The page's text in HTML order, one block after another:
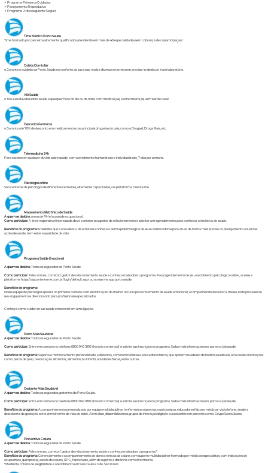
✓ Programa Primeiros Cuidados
✓ Planejamento Reprodutivo
✓ Programa Anticoagulante Seguro
Time Médico Porto Saúde
Time formado por parceiros altamente qualificados atendendo em mais de 40 especialidades sem cobrança de coparticipação!
Coleta Domiciliar
o Garanta o cuidado da Porto Saúde no conforto da sua casa: realize diversos exames sem precisar se deslocar à um laboratório.
Alô Saúde
o Tire suas dúvidas sobre saúde a qualquer hora do dia ou da noite com médicos(as) e enfermeiro(as) sem sair de casa!
Desconto Farmácia
o Garanta até 70% de desconto em medicamentos nas principais drogarias do país, como a Drogasil, Droga Raia, etc.
Telemedicina 24h
Para esclarecer qualquer dúvida sobre saúde, com atendimento humanizado e individualizado, 7 dias por semana.
Psicólogos online
São centenas de psicólogos de diferentes vertentes, altamente capacitados, via plataforma Oriente.me.
Mapeamento Eletrônico de Saúde
A quem se destina:áreas de RH e/ou saúde ocupacional.
Como participar:A área responsável interessada deve contatar seu gestor de relacionamento e solicitar um agendamento para conhecer a iniciativa de saúde.
Benefício do programa: Possibilita que a área de RH da empresa conheça o perfil epidemiológico de seus colaboradores para atuar de forma mais precisa no planejamento anual das
ações de saúde, bem estar e qualidade de vida.
Programa Saúde Emocional
A quem se destina:Todos os segurados da Porto Saúde.
Como participar: Fale com seu corretor/ gestor de relacionamento saúde e conheça mais sobre o programa. Para agendamento de seu atendimento psicológico online , acesse a
plataforma https://app.orienteme.com.br/login/default.aspxou acesse via app porto saúde.
Benefício do programa:
Nossa equipe de psicólogos apoiará no primeiro contato com identificação do melhor recurso para tratamento de saúde emocional, acompanhando durante 12 meses, todo processo de
seu engajamento e direcionando para profissionais especializados.
Conheça como cuidar de sua saúde emocional em uma ligação.
Porto Mais Saudável
A quem se destina:Todos os segurados da Porto Saúde.
Como participar: Entre em contato no telefone 0800 940 1892 (horário comercial) e solicite sua inscrição no programa. Saiba mais informações no: porto.vc/alosaude.
Benefício do programa:Suporte e monitoramento personalizado, a distância, com nutricionistas e educadores físicos, que apoiam na adesão de hábitos saudáveis, através de orientações
como: perda de peso, reeducação alimentar, alimentação infantil, atividades físicas, entre outras.
Gestante Mais Saudável
A quem se destina: Todas as seguradas gestantes da Porto Saúde.
Como participar: Entre em contato no telefone 0800 940 1892 (horário comercial) e solicite sua inscrição no programa. Saiba mais informações no: porto.vc/alosaude.
Benefício do programa:Acompanhamento personalizado por equipe multidisciplinar (enfermeiras obstetras, nutricionistas, educadores físicos e médicos) via telefone, desde a
descoberta da gestação até o primeiro mês de vida do bebê. Além disso, disponibilizamos grupos de interação digital e cursos online em parceria com o Grupo Santa Joana.
Preventivo Coluna
A quem se destina:Todos os segurados da Porto Saúde.
Como participar: Fale com seu corretor/ gestor de relacionamento saúde e conheça mais sobre o programa.*
Benefício do programa:Gerenciamento e acompanhamento de dores crônicas da coluna com suporte multidisciplinar formado por médicos especialistas, com indicações de
acupuntura, quiropraxia, escola da coluna, RPG, fisioterapia, além de suporte à distância com enfermeiros.
*Mediante critério de elegibilidade e atendimento em São Paulo e Gde. São Paulo.